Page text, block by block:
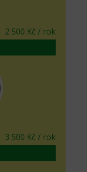
2 500 Kč / rok
3 500 Kč / rok